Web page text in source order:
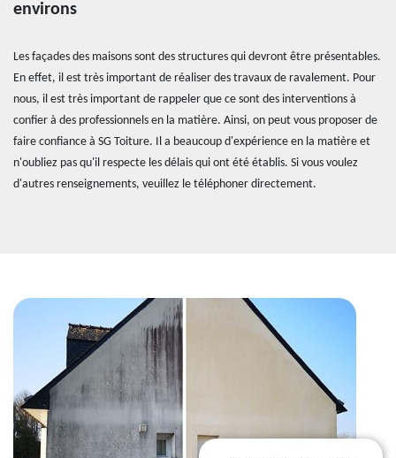
environs
Les façades des maisons sont des structures qui devront être présentables.
En effet, il est très important de réaliser des travaux de ravalement. Pour
nous, il est très important de rappeler que ce sont des interventions à
confier à des professionnels en la matière. Ainsi, on peut vous proposer de
faire confiance à SG Toiture. Il a beaucoup d'expérience en la matière et
n'oubliez pas qu'il respecte les délais qui ont été établis. Si vous voulez
d'autres renseignements, veuillez le téléphoner directement.